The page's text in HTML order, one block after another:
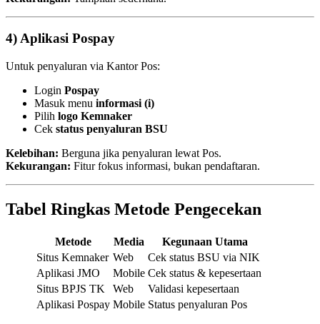
4) Aplikasi Pospay
Untuk penyaluran via Kantor Pos:
Login Pospay
Masuk menu informasi (i)
Pilih logo Kemnaker
Cek status penyaluran BSU
Kelebihan: Berguna jika penyaluran lewat Pos.
Kekurangan: Fitur fokus informasi, bukan pendaftaran.
Tabel Ringkas Metode Pengecekan
Metode Media
Kegunaan Utama
Situs Kemnaker Web
Cek status BSU via NIK
Aplikasi JMO
Mobile Cek status & kepesertaan
Situs BPJS TK
Web
Validasi kepesertaan
Aplikasi Pospay Mobile Status penyaluran Pos